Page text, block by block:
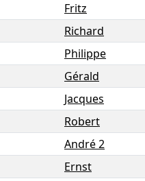
Fritz
Richard
Philippe
Gérald
Jacques
Robert
André 2
Ernst